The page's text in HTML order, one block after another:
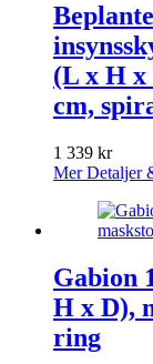
(L x H x
cm,
1 339 kr
Mer Detaljer
Gabion
H x D),
ring